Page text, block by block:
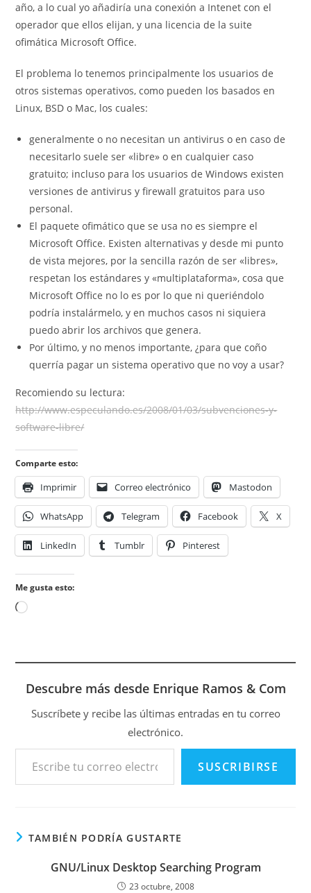
año, a lo cual yo añadiría una conexión a Intenet con el
operador que ellos elijan, y una licencia de la suite
ofimática Microsoft Office.
El problema lo tenemos principalmente los usuarios de
otros sistemas operativos, como pueden los basados en
Linux, BSD o Mac, los cuales:
generalmente o no necesitan un antivirus o en caso de
necesitarlo suele ser «libre» o en cualquier caso
gratuito; incluso para los usuarios de Windows existen
versiones de antivirus y firewall gratuitos para uso
personal.
El paquete ofimático que se usa no es siempre el
Microsoft Office. Existen alternativas y desde mi punto
de vista mejores, por la sencilla razón de ser «libres»,
respetan los estándares y «multiplataforma», cosa que
Microsoft Office no lo es por lo que ni queriéndolo
podría instalármelo, y en muchos casos ni siquiera
puedo abrir los archivos que genera.
Por último, y no menos importante, ¿para que coño
querría pagar un sistema operativo que no voy a usar?
Recomiendo su lectura:
http://www.especulando.es/2008/01/03/subvenciones-y-
software-libre/
Comparte esto:
Imprimir Correo electrónico Mastodon
WhatsApp Telegram Facebook X
LinkedIn Tumblr Pinterest
Me gusta esto:
Cargando...
Descubre más desde Enrique Ramos & Com
Suscríbete y recibe las últimas entradas en tu correo
electrónico.
Escribe tu correo electrónico…
SUSCRIBIRSE
TAMBIÉN PODRÍA GUSTARTE
GNU/Linux Desktop Searching Program
23 octubre, 2008